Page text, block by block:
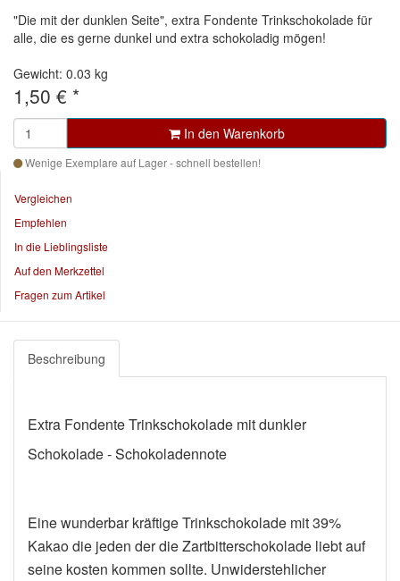
"Die mit der dunklen Seite", extra Fondente Trinkschokolade für
alle, die es gerne dunkel und extra schokoladig mögen!
Gewicht: 0.03 kg
1,50 € *
In den Warenkorb
Wenige Exemplare auf Lager - schnell bestellen!
Vergleichen
Empfehlen
In die Lieblingsliste
Auf den Merkzettel
Fragen zum Artikel
Beschreibung
Extra Fondente Trinkschokolade mit dunkler
Schokolade - Schokoladennote
Eine wunderbar kräftige Trinkschokolade mit 39%
Kakao die jeden der die Zartbitterschokolade liebt auf
seine kosten kommen sollte. Unwiderstehlicher